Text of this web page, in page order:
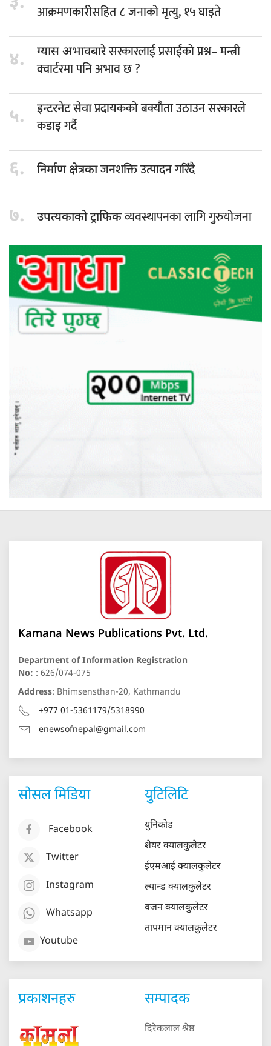
आक्रमणकारीसहित ८ जनाको मृत्यु, १५ घाइते
४. ग्यास अभावबारेसरकारलाई प्रसाईंको प्रश्न– मन्त्री
क्वार्टरमा पनि अभाव छ ?
५. इन्टरनेट सेवाप्रदायकको बक्यौता उठाउन सरकारले
कडाइ गर्दै
६. निर्माण क्षेत्रकाजनशक्ति उत्पादन गरिँदै
७. उपत्यकाको ट्राफिकव्यवस्थापनका लागि गुरुयोजना
Kamana News Publications Pvt. Ltd.
Department of Information Registration
No: : 626/074-075
Address: Bhimsensthan-20, Kathmandu
+977 01-5361179/5318990
enewsofnepal@gmail.com
सोसल मिडिया
Facebook
Twitter
Instagram
Whatsapp
Youtube
युटिलिटि
युनिकोड
शेयर क्यालकुलेटर
ईएमआई क्यालकुलेटर
ल्यान्ड क्यालकुलेटर
वजन क्यालकुलेटर
तापमान क्यालकुलेटर
प्रकाशनहरु सम्पादक
दिरेकलाल श्रेष्ठ